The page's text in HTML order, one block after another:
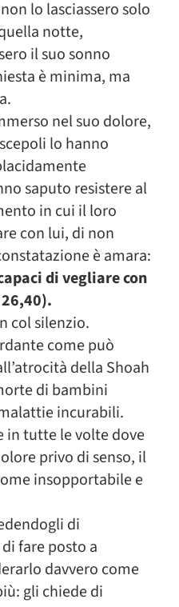
lo lasciassero solo
notte,
il suo sonno
è minima, ma
nel suo dolore,
lo hanno
saputo resistere al
in cui il loro
con lui, di non
è amara:
di vegliare con
col silenzio.
come può
della Shoah
di bambini
incurabili.
in tutte le volte dove
privo di senso, il
insopportabile e
di
fare posto a
davvero come
gli chiede di